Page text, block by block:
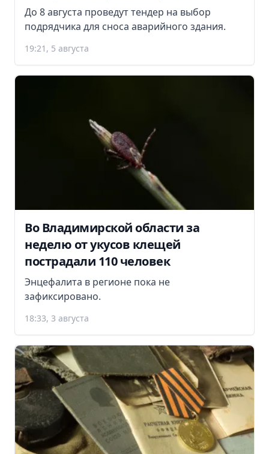
До 8 августа проведут тендер на выбор
подрядчика для сноса аварийного здания.
19:21, 5 августа
Во Владимирской области за
неделю от укусов клещей
пострадали 110 человек
Энцефалита в регионе пока не
зафиксировано.
18:33, 3 августа